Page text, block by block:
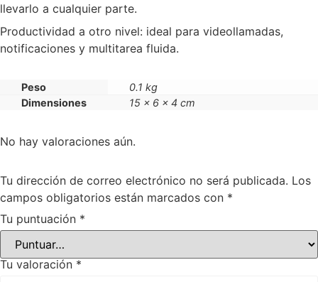
llevarlo a cualquier parte.
Productividad a otro nivel: ideal para videollamadas,
notificaciones y multitarea fluida.
Peso
0.1 kg
Dimensiones
15 × 6 × 4 cm
No hay valoraciones aún.
Tu dirección de correo electrónico no será publicada. Los
campos obligatorios están marcados con *
Tu puntuación *
Tu valoración *